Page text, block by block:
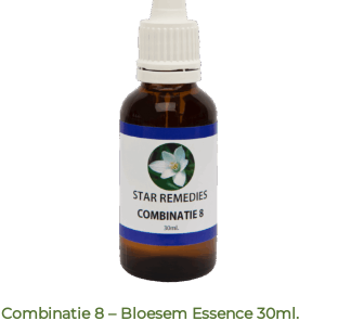
Combinatie 8 – Bloesem Essence 30ml.